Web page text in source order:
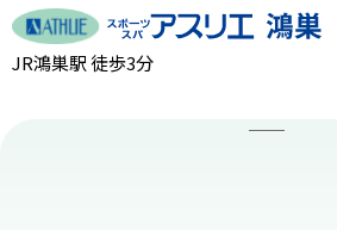
JR鴻巣駅 徒歩3分